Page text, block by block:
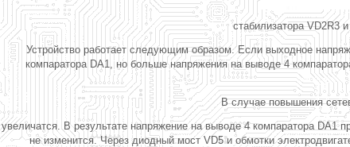
стабилизатора VD2R3
Устройство работает следующим образом. Если выходное
компаратора DA1, но больше напряжения на выводе 4
В случае повышения
увеличатся. В результате напряжение на выводе 4 компаратора DA1
не изменится. Через диодный мост VD5 и обмотки